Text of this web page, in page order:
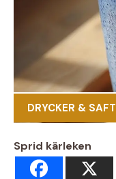
DRYCKER & SAFT
Sprid kärleken